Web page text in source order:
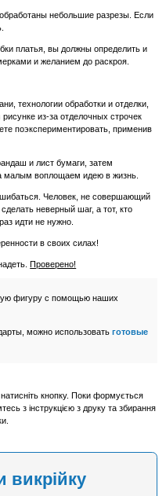
небольшие разрезы. Если
платья, вы должны определить и
и желанием до раскроя.
технологии обработки и отделки,
из-за отделочных строчек
поэкспериментировать, применив
и лист бумаги, затем
малым воплощаем идею в жизнь.
Человек, не совершающий
неверный шаг, а тот, кто
идти не нужно.
в своих силах!
Проверено!
фигуру с помощью наших
можно использовать готовые
кнопку. Поки формується
з інструкцією з друку та збирання
викрійку